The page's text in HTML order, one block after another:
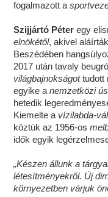
fogalmazott a
Szijjártó Péter egy
elnökétől, akivel
Beszédében
2017 után tavaly
világbajnokságottudott
egyike anemzetközi
hetedik
Kiemelte a vízilabda-
köztük az 1956-os
idők egyik
„Készen állunk a
létesítményekről. Új
környezetben várjuk